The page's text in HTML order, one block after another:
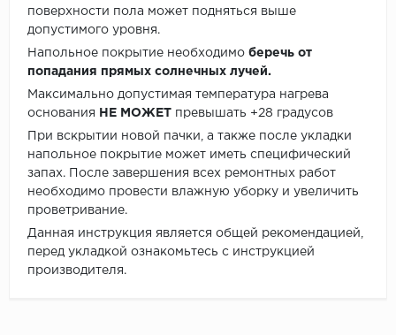
поверхности пола может подняться выше
допустимого уровня.
Напольное покрытие необходимо беречь от
попадания прямых солнечных лучей.
Максимально допустимая температура нагрева
основания
НЕ МОЖЕТ превышать +28 градусов
При вскрытии новой пачки, а также после укладки
напольное покрытие может иметь специфический
запах. После завершения всех ремонтных работ
необходимо провести влажную уборку и увеличить
проветривание.
Данная инструкция является общей рекомендацией,
перед укладкой ознакомьтесь с инструкцией
производителя.